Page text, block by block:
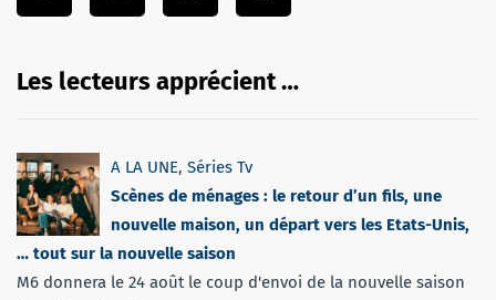
Les lecteurs apprécient …
A LA UNE, Séries Tv
Scènes de ménages : le retour d’un fils, une
nouvelle maison, un départ vers les Etats-Unis,
… tout sur la nouvelle saison
M6 donnera le 24 août le coup d'envoi de la nouvelle saison